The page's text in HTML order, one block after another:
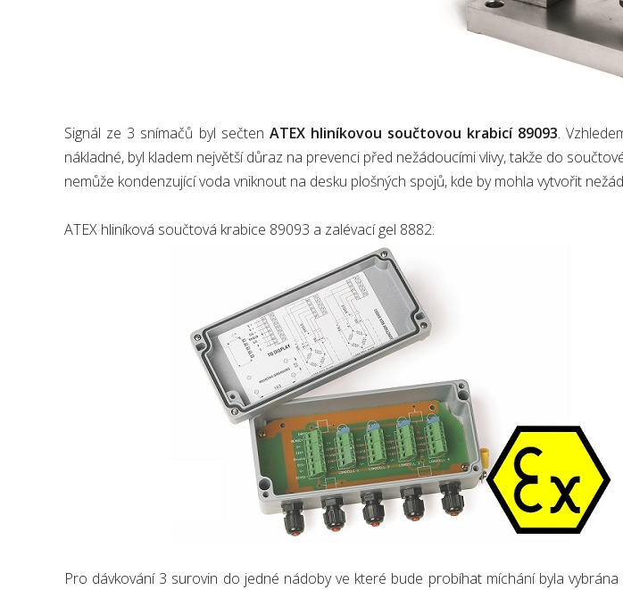
Signál ze 3 snímačů byl sečten ATEX hliníkovou součtovou krabicí 89093.
nákladné, byl kladem největší důraz na prevenci před nežádoucími vlivy, takže do
nemůže kondenzující voda vniknout na desku plošných spojů, kde by mohla vytvořit
ATEX hliníková součtová krabice 89093 a zalévací gel 8882:
Pro dávkování 3 surovin do jedné nádoby ve které bude probíhat míchání byla